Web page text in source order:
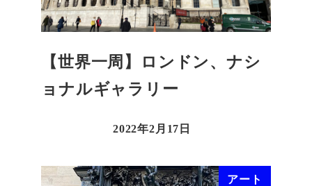
【世界一周】ロンドン、ナシ
ョナルギャラリー
2022年2月17日
アート